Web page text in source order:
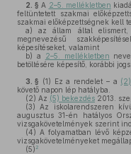
2. § A 2–5. mellékletben
feltüntetett szakmai
szakmai előképzettségnek kell
a) az állam által elismert,
megnevezésű
képesítéseket, valamint
b) a 2–5. mellékletben
betöltésére képesítő, korábbi
3. § (1) Ez a rendelet – a
követő napon lép hatályba.
(2) Az (5) bekezdés 2013.
(3) Az iskolarendszeren
augusztus 31-én hatályos
vizsgakövetelmények szerint
(4) A folyamatban lévő
vizsgakövetelményeket
(5) 2